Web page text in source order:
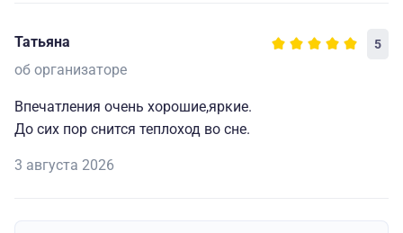
Татьяна 5
об организаторе
Впечатления очень хорошие,яркие.
До сих пор снится теплоход во сне.
3 августа 2026